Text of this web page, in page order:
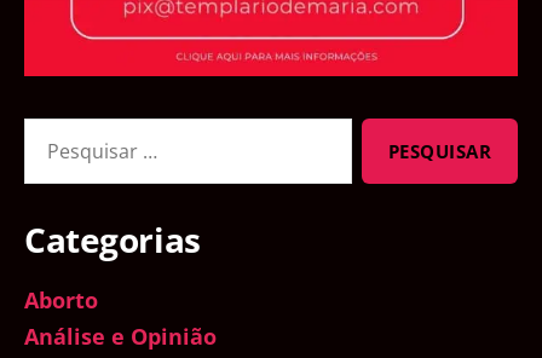
por:
Categorias
Aborto
Análise e Opinião